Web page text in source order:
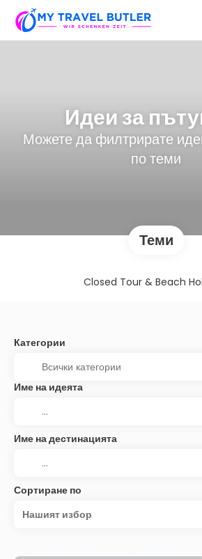
Идеи за
Можете да филтрирате
по теми
Теми
Closed Tour & Beach
Категории
Име на идеята
Име на дестинацията
Сортиране по
Нашият избор